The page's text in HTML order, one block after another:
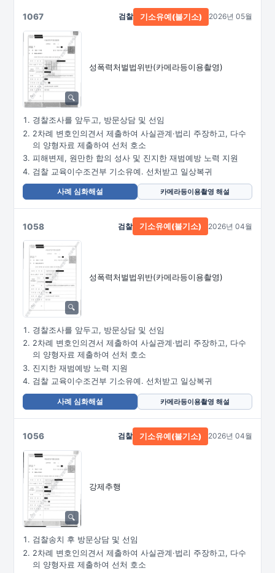
1067
성폭력처벌법위반(카메라등이용촬영)
검찰 기소유예(불기소) 2026년 05월
경찰조사를 앞두고, 방문상담 및 선임
2차례 변호인의견서 제출하여 사실관계·법리 주장하고, 다수
의 양형자료 제출하여 선처 호소
피해변제, 원만한 합의 성사 및 진지한 재범예방 노력 지원
검찰 교육이수조건부 기소유예. 선처받고 일상복귀
사례 심화해설 카메라등이용촬영 해설
1058
성폭력처벌법위반(카메라등이용촬영)
검찰 기소유예(불기소) 2026년 04월
경찰조사를 앞두고, 방문상담 및 선임
2차례 변호인의견서 제출하여 사실관계·법리 주장하고, 다수
의 양형자료 제출하여 선처 호소
진지한 재범예방 노력 지원
검찰 교육이수조건부 기소유예. 선처받고 일상복귀
사례 심화해설 카메라등이용촬영 해설
1056
강제추행
검찰 기소유예(불기소) 2026년 04월
검찰송치 후 방문상담 및 선임
2차례 변호인의견서 제출하여 사실관계·법리 주장하고, 다수
의 양형자료 제출하여 선처 호소